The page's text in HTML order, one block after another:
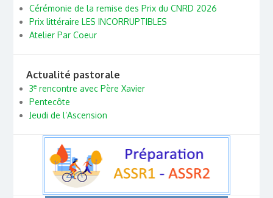
Cérémonie de la remise des Prix du CNRD 2026
Prix littéraire LES INCORRUPTIBLES
Atelier Par Coeur
Actualité pastorale
3erencontre avec Père Xavier
Pentecôte
Jeudi de l’Ascension